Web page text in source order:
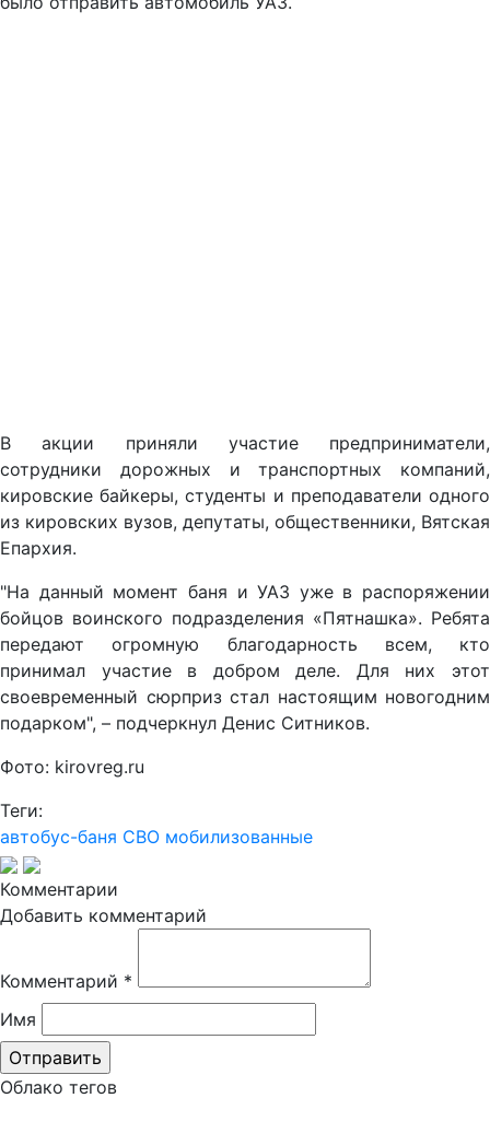
В акции приняли участие предприниматели,
сотрудники дорожных и транспортных компаний,
кировские байкеры, студенты и преподаватели одного
из кировских вузов, депутаты, общественники, Вятская
Епархия.
"На данный момент баня и УАЗ уже в распоряжении
бойцов воинского подразделения «Пятнашка». Ребята
передают огромную благодарность всем, кто
принимал участие в добром деле. Для них этот
своевременный сюрприз стал настоящим новогодним
подарком", – подчеркнул Денис Ситников.
Фото: kirovreg.ru
Теги:
автобус-баня СВО мобилизованные
Комментарии
Добавить комментарий
Комментарий *
Имя
Облако тегов